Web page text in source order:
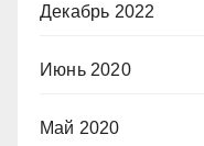
Декабрь 2022
Июнь 2020
Май 2020